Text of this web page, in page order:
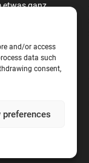
and/or access
data such
consent,
preferences
etwas ganz
Eiche,
Bars und
die aus